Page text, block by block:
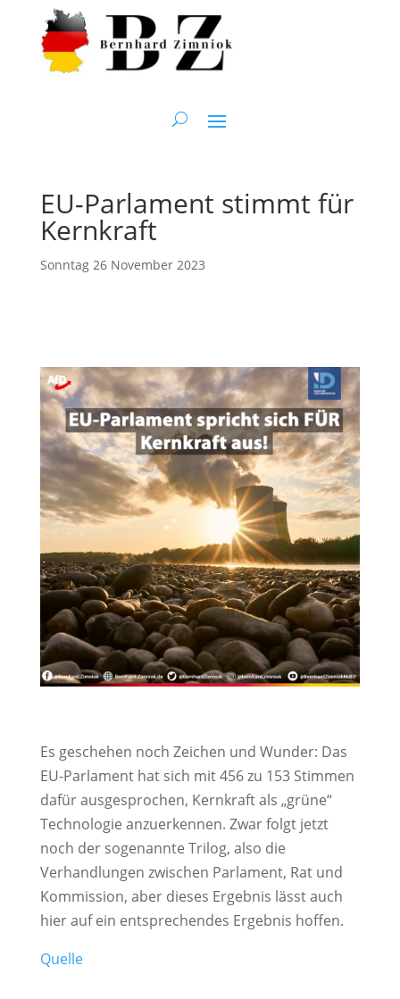
EU-Parlament stimmt für
Kernkraft
Sonntag 26 November 2023
Es geschehen noch Zeichen und Wunder: Das
EU-Parlament hat sich mit 456 zu 153 Stimmen
dafür ausgesprochen, Kernkraft als „grüne“
Technologie anzuerkennen. Zwar folgt jetzt
noch der sogenannte Trilog, also die
Verhandlungen zwischen Parlament, Rat und
Kommission, aber dieses Ergebnis lässt auch
hier auf ein entsprechendes Ergebnis hoffen.
Quelle